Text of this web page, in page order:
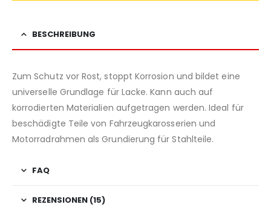
BESCHREIBUNG
Zum Schutz vor Rost, stoppt Korrosion und bildet eine
universelle Grundlage für Lacke. Kann auch auf
korrodierten Materialien aufgetragen werden. Ideal für
beschädigte Teile von Fahrzeugkarosserien und
Motorradrahmen als Grundierung für Stahlteile.
FAQ
REZENSIONEN (15)